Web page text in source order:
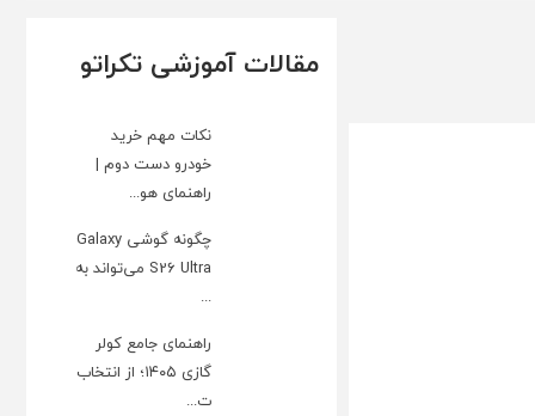
مقالات آموزشی تکراتو
نکات مهم خرید
خودرو دست دوم |
راهنمای هو...
چگونه گوشی Galaxy
S26 Ultra می‌تواند به
...
راهنمای جامع کولر
گازی ۱۴۰۵؛ از انتخاب
ت...